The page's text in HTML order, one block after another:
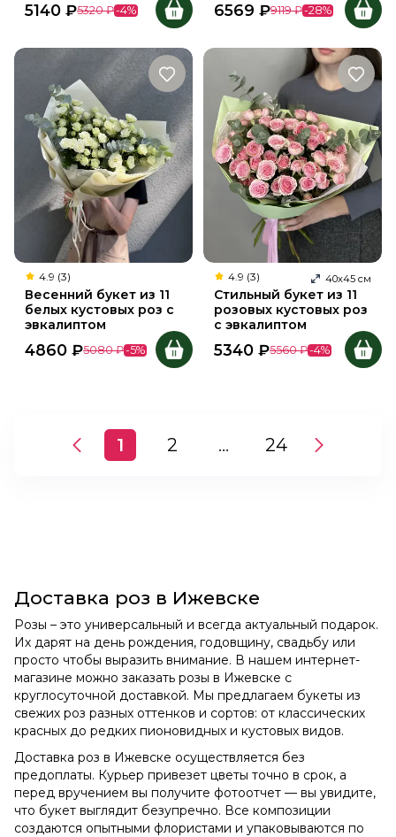
5140 ₽5320 ₽-4% 6569 ₽9119 ₽-28%
4.9 (3)
Весенний букет из 11
белых кустовых роз с
эвкалиптом
4860 ₽5080 ₽-5%
4.9 (3) 40х45 см
Стильный букет из 11
розовых кустовых роз
с эвкалиптом
5340 ₽5560 ₽-4%
1 2 ... 24
Доставка роз в Ижевске
Розы – это универсальный и всегда актуальный подарок.
Их дарят на день рождения, годовщину, свадьбу или
просто чтобы выразить внимание. В нашем интернет-
магазине можно заказать розы в Ижевске с
круглосуточной доставкой. Мы предлагаем букеты из
свежих роз разных оттенков и сортов: от классических
красных до редких пионовидных и кустовых видов.
Доставка роз в Ижевске осуществляется без
предоплаты. Курьер привезет цветы точно в срок, а
перед вручением вы получите фотоотчет — вы увидите,
что букет выглядит безупречно. Все композиции
создаются опытными флористами и упаковываются по